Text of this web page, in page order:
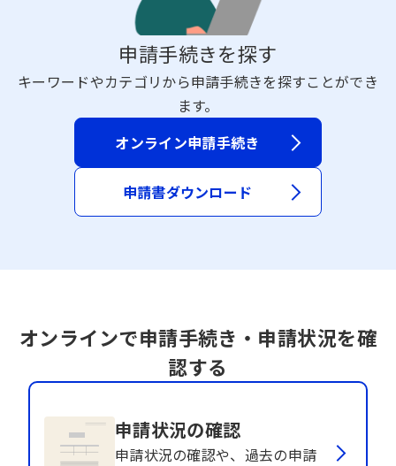
申請手続きを探す
キーワードやカテゴリから申請手続きを探すことができ
ます。
オンライン申請手続き
申請書ダウンロード
オンラインで申請手続き・申請状況を確
認する
申請状況の確認
申請状況の確認や、過去の申請